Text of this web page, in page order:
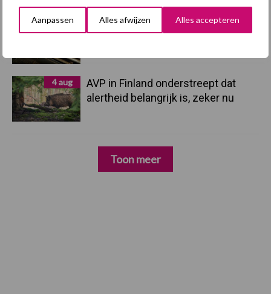
Aanpassen Alles afwijzen Alles accepteren
5 aug
Eliminatieprotocol voor
4 aug
AVP in Finland onderstreept dat
alertheid belangrijk is, zeker nu
Toon meer